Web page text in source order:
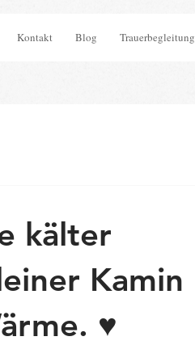
Kontakt Blog Trauerbegleitung
kälter
Kamin
♥️